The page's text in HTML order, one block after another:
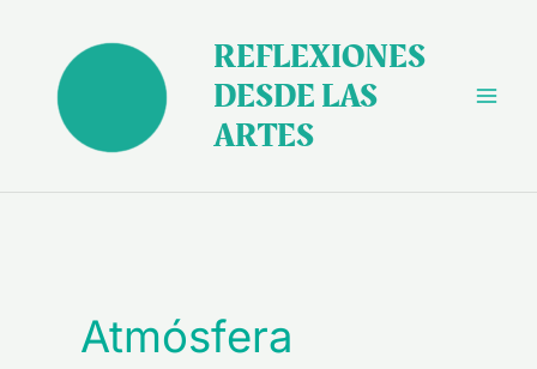
contenido
REFLEXIONES
DESDE LAS
ARTES
Atmósfera